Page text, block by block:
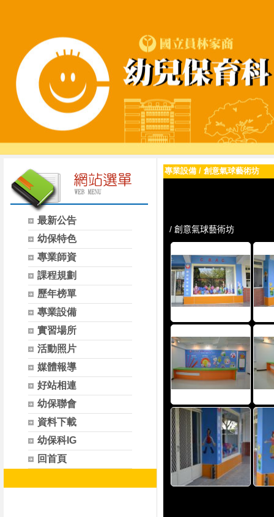
最新公告
幼保特色
專業師資
課程規劃
歷年榜單
專業設備
實習場所
活動照片
媒體報導
好站相連
幼保聯會
資料下載
幼保科IG
回首頁
專業設備 / 創意氣球藝術坊